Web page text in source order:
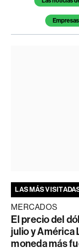
Empresas
LAS MÁS
MERCADOS
El precio del
julio y América
moneda más